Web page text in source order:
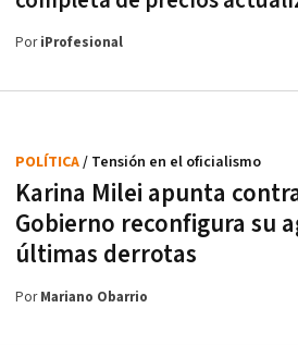
PoriProfesional
Karina Milei apunta
Gobierno reconfigura su
últimas derrotas
POLÍTICA/ Tensión en el oficialismo
PorMariano Obarrio